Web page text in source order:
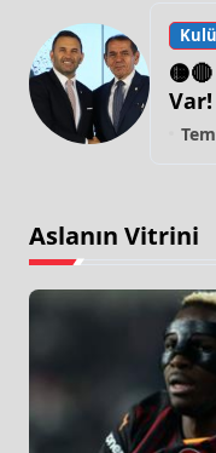
Var!
Aslanın Vitrini